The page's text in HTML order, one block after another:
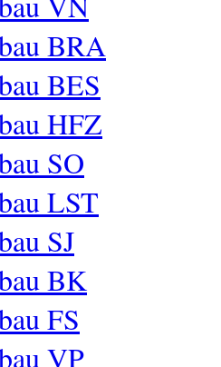
BRA
BES
HFZ
SO
LST
SJ
BK
FS
VP